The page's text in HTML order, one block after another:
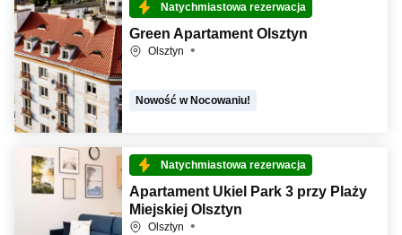
Natychmiastowa rezerwacja
Green Apartament Olsztyn
Olsztyn
Nowość w Nocowaniu!
Natychmiastowa rezerwacja
Apartament Ukiel Park 3 przy Plaży
Miejskiej Olsztyn
Olsztyn